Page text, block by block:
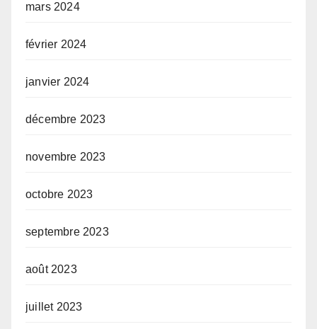
mars 2024
février 2024
janvier 2024
décembre 2023
novembre 2023
octobre 2023
septembre 2023
août 2023
juillet 2023